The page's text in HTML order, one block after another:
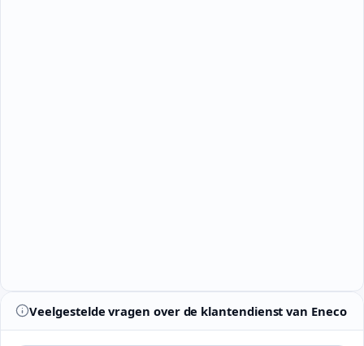
Veelgestelde vragen over de klantendienst van Eneco